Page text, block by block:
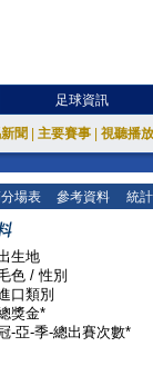
足球資訊
聞 主要賽事 視聽播
場表 參考資料 統
生地
色 / 性別
口類別
獎金*
-亞-季-總出賽次數*